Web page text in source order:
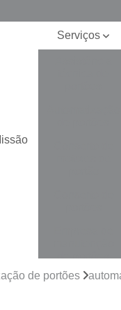
Serviços
de portões
Empresa para
de portões